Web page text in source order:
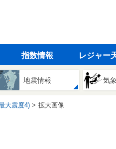
指数情報 レジャー
地震情報 気
大震度4) 拡大画像